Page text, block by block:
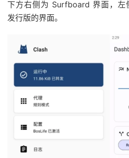
下方右侧为 Surfboard 界面，
发行版的界面。